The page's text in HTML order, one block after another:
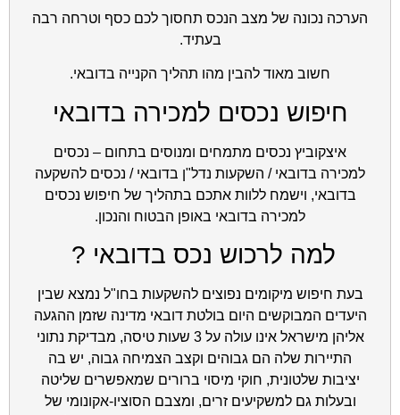
הערכה נכונה של מצב הנכס תחסוך לכם כסף וטרחה רבה
בעתיד.
חשוב מאוד להבין מהו תהליך הקנייה בדובאי.
חיפוש נכסים למכירה בדובאי
איצקוביץ נכסים מתמחים ומנוסים בתחום – נכסים
למכירה בדובאי / השקעות נדל"ן בדובאי / נכסים להשקעה
בדובאי, וישמח ללוות אתכם בתהליך של חיפוש נכסים
למכירה בדובאי באופן הבטוח והנכון.
למה לרכוש נכס בדובאי ?
בעת חיפוש מיקומים נפוצים להשקעות בחו"ל נמצא שבין
היעדים המבוקשים היום בולטת דובאי מדינה שזמן ההגעה
אליהן מישראל אינו עולה על 3 שעות טיסה, מבדיקת נתוני
התיירות שלה הם גבוהים וקצב הצמיחה גבוה, יש בה
יציבות שלטונית, חוקי מיסוי ברורים שמאפשרים שליטה
ובעלות גם למשקיעים זרים, ומצבם הסוציו-אקונומי של